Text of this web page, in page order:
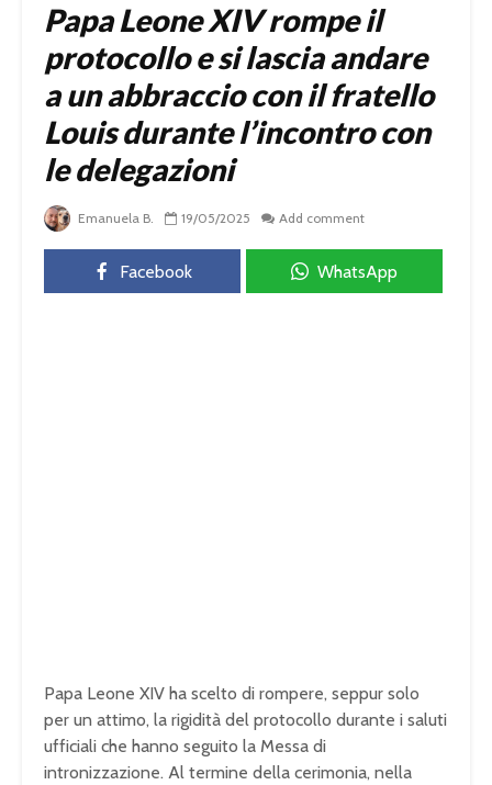
Papa Leone XIV rompe il
protocollo e si lascia andare
a un abbraccio con il fratello
Louis durante l’incontro con
le delegazioni
Emanuela B. 19/05/2025 Add comment
Facebook WhatsApp
Papa Leone XIV ha scelto di rompere, seppur solo
per un attimo, la rigidità del protocollo durante i saluti
ufficiali che hanno seguito la Messa di
intronizzazione. Al termine della cerimonia, nella